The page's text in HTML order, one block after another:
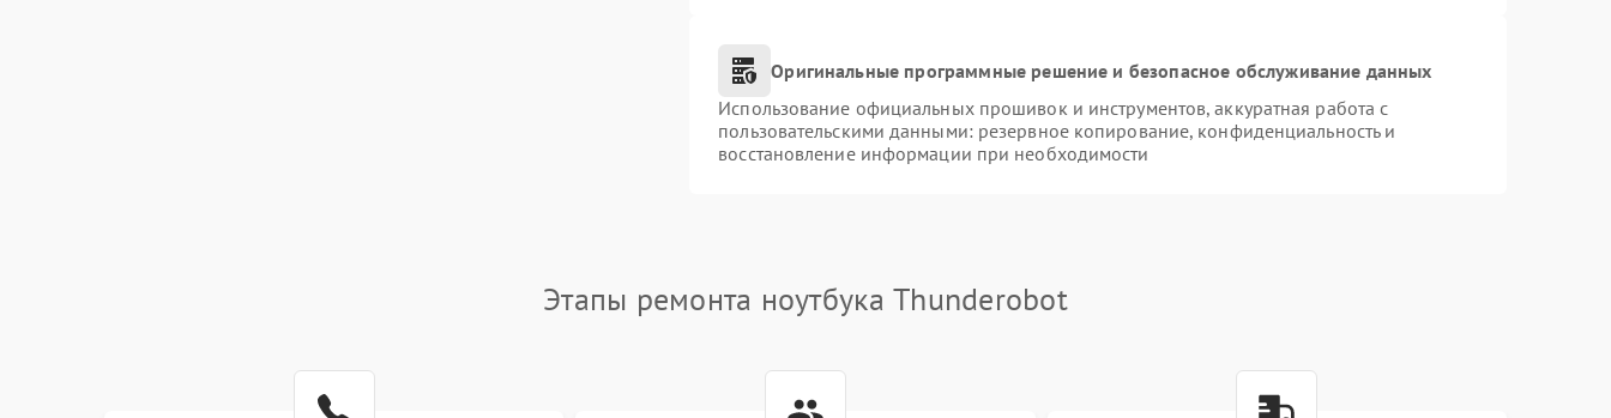
Оригинальные программные решение и безопасное обслуживание данных
Использование официальных прошивок и инструментов, аккуратная работа с
пользовательскими данными: резервное копирование, конфиденциальность и
восстановление информации при необходимости
Этапы ремонта ноутбука Thunderobot